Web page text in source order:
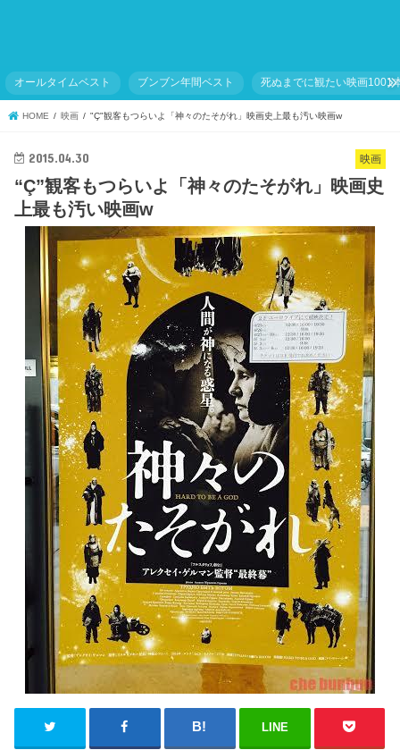
オールタイムベスト ブンブン年間ベスト 死ぬまでに観たい映画1001
HOME 映画 "Ç"観客もつらいよ「神々のたそがれ」映画史上最も汚い映画w
映画
2015.04.30
“Ç”観客もつらいよ「神々のたそがれ」映画史
上最も汚い映画w
LINE